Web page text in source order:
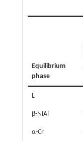
Equilibrium
phase
L
β-NiAl
α-Cr